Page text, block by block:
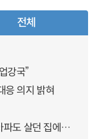
전체
강국”
응 의지 밝혀
장기요양 재가 어르신 10명 중 7명, “아파도 살던 집에서 살겠다” 「2025년 장기요양실태조사」 결과 발표